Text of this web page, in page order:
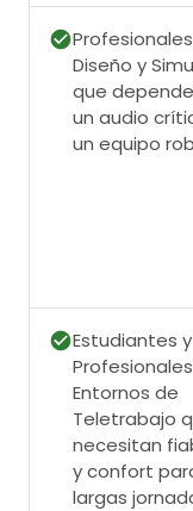
Diseño y
que
un audio
un equipo
Estudiantes y
Entornos de
Teletrabajo
necesitan
y confort
largas